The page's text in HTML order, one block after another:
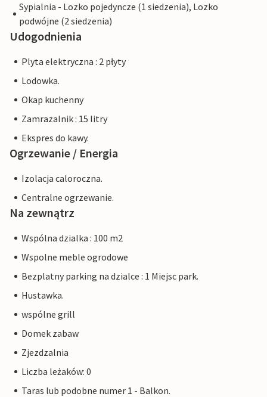
Sypialnia - Lozko pojedyncze (1 siedzenia), Lozko
podwójne (2 siedzenia)
Udogodnienia
Plyta elektryczna : 2 płyty
Lodowka.
Okap kuchenny
Zamrazalnik : 15 litry
Ekspres do kawy.
Ogrzewanie / Energia
Izolacja caloroczna.
Centralne ogrzewanie.
Na zewnątrz
Wspólna dzialka : 100 m2
Wspolne meble ogrodowe
Bezplatny parking na dzialce : 1 Miejsc park.
Hustawka.
wspólne grill
Domek zabaw
Zjezdzalnia
Liczba leżaków: 0
Taras lub podobne numer 1 - Balkon.